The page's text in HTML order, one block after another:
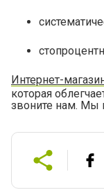
Интернет-
которая
звоните нам. Мы